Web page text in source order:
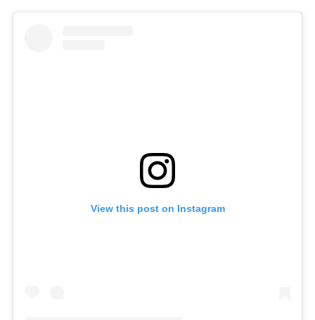
View this post on Instagram